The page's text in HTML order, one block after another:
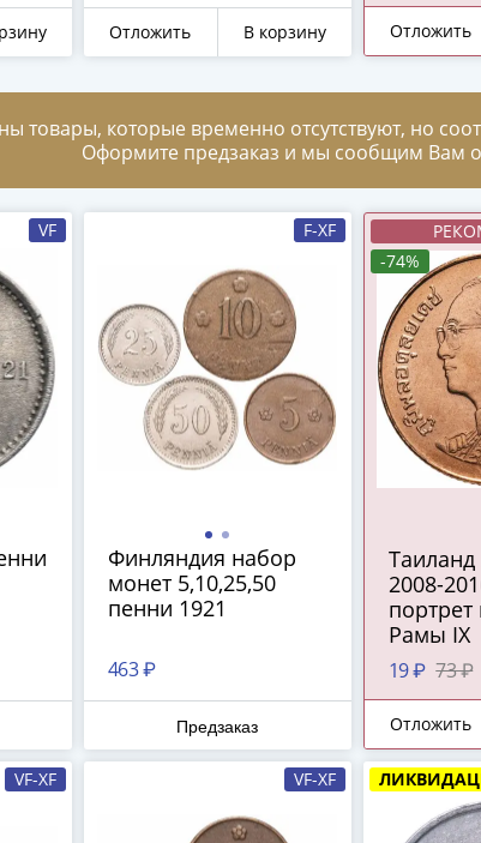
Отложить В корзину Отложить
товары, которые временно отсутствуют, но
Оформите предзаказ и мы сообщим Вам
VF F-XF
Финляндия набор
монет 5,10,25,50
пенни 1921
463 ₽
Предзаказ
-74%
Таиланд
2008-
портрет
Рамы IX
19 ₽ 73 ₽
Отложить
VF-XF VF-XF